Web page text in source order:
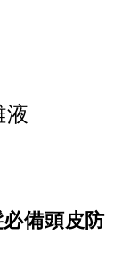
液
備頭皮防